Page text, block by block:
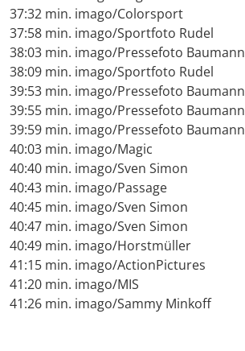
37:32 min. imago/Colorsport
37:58 min. imago/Sportfoto Rudel
38:03 min. imago/Pressefoto Baumann
38:09 min. imago/Sportfoto Rudel
39:53 min. imago/Pressefoto Baumann
39:55 min. imago/Pressefoto Baumann
39:59 min. imago/Pressefoto Baumann
40:03 min. imago/Magic
40:40 min. imago/Sven Simon
40:43 min. imago/Passage
40:45 min. imago/Sven Simon
40:47 min. imago/Sven Simon
40:49 min. imago/Horstmüller
41:15 min. imago/ActionPictures
41:20 min. imago/MIS
41:26 min. imago/Sammy Minkoff